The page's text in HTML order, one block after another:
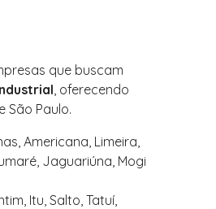
que buscam
, oferecendo
São Paulo.
Americana, Limeira,
Jaguariúna, Mogi
Itu, Salto, Tatuí,